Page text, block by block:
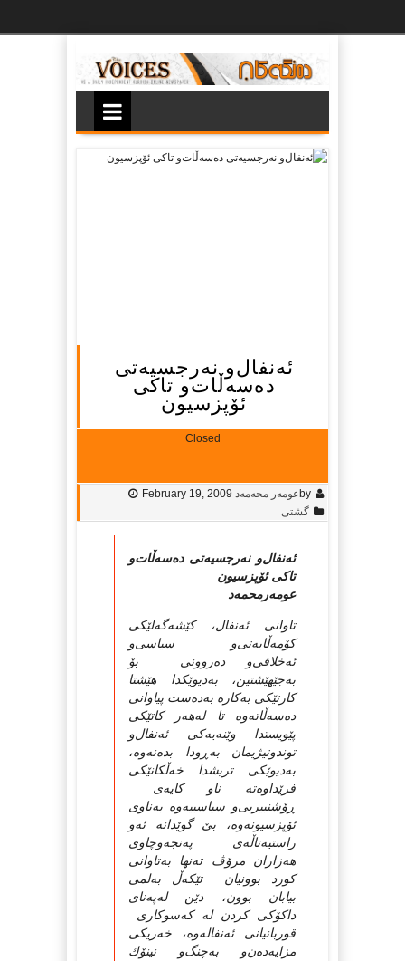
ئه‌نفال‌و نه‌رجسیه‌تی‌
ده‌سه‌ڵات‌و تاكی‌
ئۆپزسیون
Closed
byعومه‌ر محەمەد February 19, 2009
گشتی
ئه‌نفال‌و نه‌رجسیه‌تی‌ ده‌سه‌ڵات‌و
تاكی‌ ئۆپزسیون
عومه‌رمحمه‌د
تاوانی‌ ئه‌نفال، كێشه‌گه‌لێكی‌
كۆمه‌ڵایه‌تی‌‌و سیاسی‌‌و
ئه‌خلاقی‌‌و ده‌روونی‌ بۆ
به‌جێهێشتین، به‌دیوێكدا هێشتا
كارتێكی‌ به‌كاره‌ به‌ده‌ست پیاوانی‌
ده‌سه‌ڵاته‌وه‌ تا له‌هه‌ر كاتێكی‌
پێویستدا وێنه‌یه‌كی‌ ئه‌نفال‌و
توندوتیژیمان به‌ڕودا بده‌نه‌وه‌،
به‌دیوێكی‌ تریشدا خه‌ڵكانێكی‌
فرێداوه‌ته‌ ناو كایه‌ی‌
ڕۆشنبیریی‌‌و سیاسییه‌وه‌ به‌ناوی‌
ئۆپزسیونه‌وه‌، بێ‌ گوێدانه‌ ئه‌و
راستیه‌تاڵه‌ی‌ په‌نجه‌وچاوی‌
هه‌زاران مرۆڤ ته‌نها به‌تاوانی‌
كورد بوونیان تێكه‌ڵ به‌لمی‌
بیابان بوون، دێن له‌په‌نای‌
داكۆكی‌ كردن له‌ كه‌سوكاری‌
قوربانیانی‌ ئه‌نفاله‌وه‌، خه‌ریكی‌
مزایه‌ده‌ن‌و به‌چنگ‌و نینۆك